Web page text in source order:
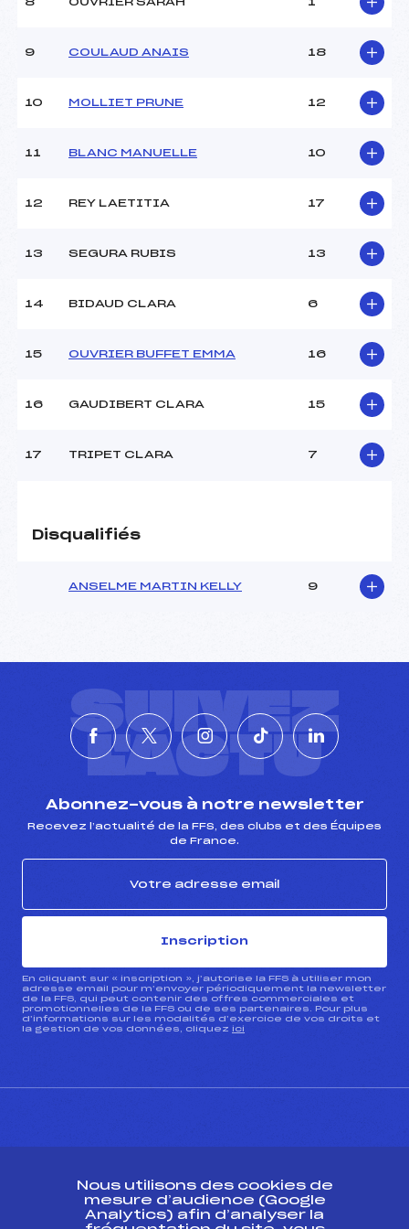
Ouvreurs C :
BEURRIER ERNEST (SA)
couvert
10h45
PICCARD TED (SA)
Ouvreurs B :
FRANCAIS ANTHONY (SA)
Ouvreurs D :
Température arrivée :
U12
8 OUVRIER SARAH 1
9 COULAUD ANAIS 18
10 MOLLIET PRUNE 12
11 BLANC MANUELLE 10
12 REY LAETITIA 17
13 SEGURA RUBIS 13
14 BIDAUD CLARA 6
15 OUVRIER BUFFET EMMA 16
16 GAUDIBERT CLARA 15
17 TRIPET CLARA 7
Disqualifiés
ANSELME MARTIN KELLY 9
SUIVEZ
L'ACTU
Abonnez-vous à notre newsletter
Recevez l’actualité de la FFS, des clubs et des Équipes
de France.
Inscription
En cliquant sur « inscription », j’autorise la FFS à utiliser mon
adresse email pour m’envoyer périodiquement la newsletter
de la FFS, qui peut contenir des offres commerciales et
promotionnelles de la FFS ou de ses partenaires. Pour plus
d’informations sur les modalités d’exercice de vos droits et
la gestion de vos données, cliquez ici
Nous utilisons des cookies de
mesure d’audience (Google
Analytics) afin d’analyser la